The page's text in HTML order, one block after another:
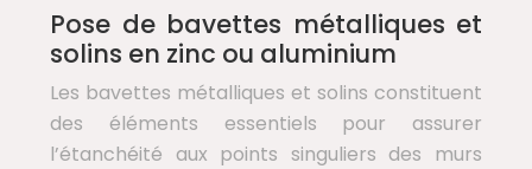
Pose de bavettes métalliques et
solins en zinc ou aluminium
Les bavettes métalliques et solins constituent
des éléments essentiels pour assurer
l’étanchéité aux points singuliers des murs